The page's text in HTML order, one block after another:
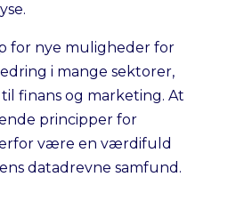
for nye muligheder for
i mange sektorer,
finans og marketing. At
principper for
være en værdifuld
datadrevne samfund.